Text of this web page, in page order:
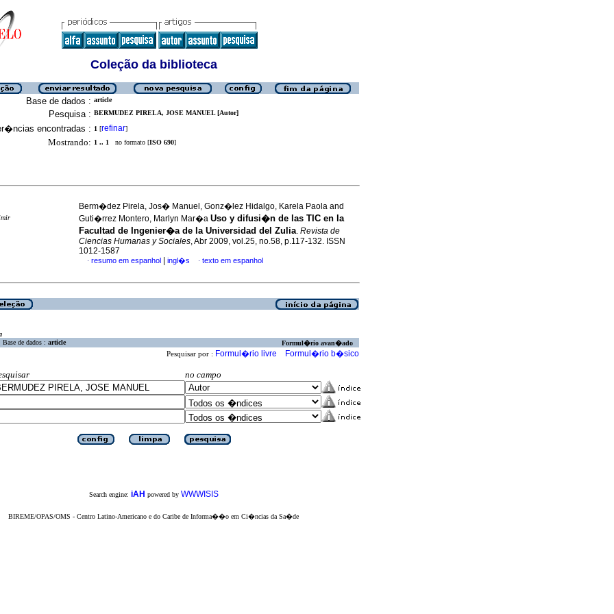
Coleção da biblioteca
Base de dados : article
Pesquisa : BERMUDEZ PIRELA, JOSE MANUEL [Autor]
encontradas : 1 [refinar]
Mostrando: 1 .. 1 no formato [ISO 690]
Berm�dez Pirela, Jos� Manuel, Gonz�lez Hidalgo, Karela Paola and
Guti�rrez Montero, Marlyn Mar�a Uso y difusi�n de las TIC en la
Facultad de Ingenier�a de la Universidad del Zulia. Revista de
Ciencias Humanas y Sociales, Abr 2009, vol.25, no.58, p.117-132. ISSN
1012-1587
· resumo em espanhol ingl�s · texto em espanhol
Base de dados : article Formul�rio avan�ado
Pesquisar por : Formul�rio livre Formul�rio b�sico
no campo
Search engine: iAH powered by WWWISIS
BIREME/OPAS/OMS - Centro Latino-Americano e do Caribe de Informa��o em Ci�ncias da Sa�de